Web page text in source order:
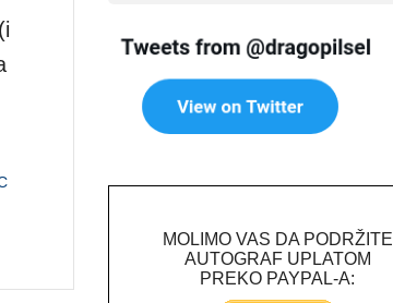
MOLIMO VAS DA PODRŽITE
AUTOGRAF UPLATOM
PREKO PAYPAL-A: